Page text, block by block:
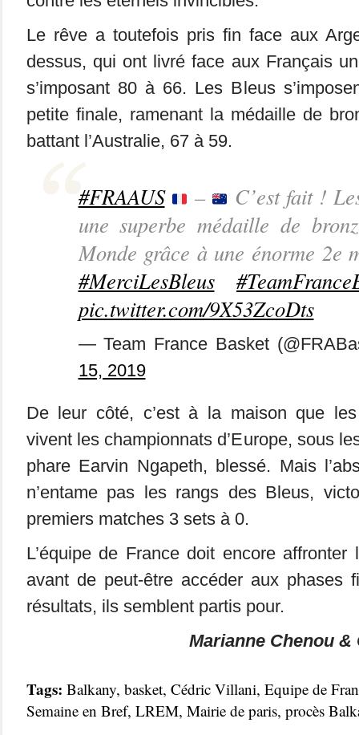
Le rêve a toutefois pris fin face aux
dessus, qui ont livré face aux Français
s’imposant 80 à 66. Les Bleus
petite finale, ramenant la médaille de
battant l’Australie, 67 à 59.
#FRAAUS –
C’est fait !
une superbe médaille de
Monde grâce à une énorme 2e
#MerciLesBleus
pic.twitter.com/9X53ZcoDts
— Team France Basket
15, 2019
De leur côté, c’est à la maison que
vivent les championnats d’Europe, sous
phare Earvin Ngapeth, blessé. Mais
n’entame pas les rangs des Bleus,
premiers matches 3 sets à 0.
L’équipe de France doit encore affronter
avant de peut-être accéder aux phases
résultats, ils semblent partis pour.
Marianne Chenou
Tags: Balkany, basket, Cédric Villani, Equipe de
Semaine en Bref, LREM, Mairie de paris, procès